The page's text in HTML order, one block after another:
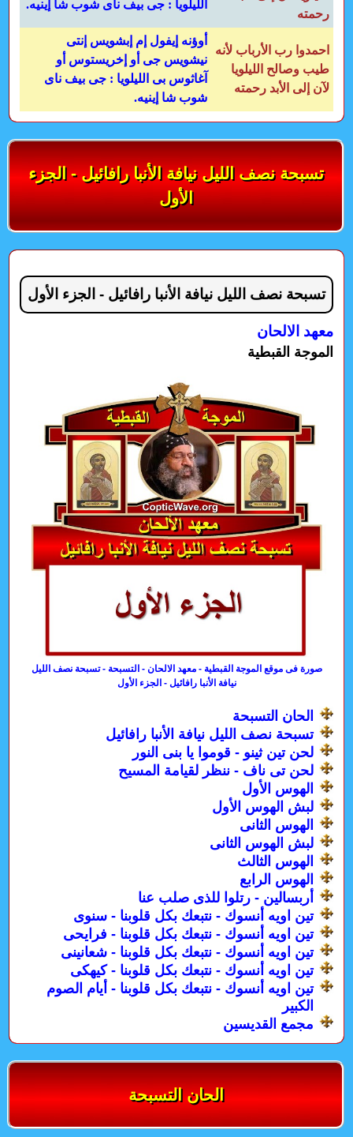
رحمته
الليلويا : جى بيف ناى شوب شا إينيه.
احمدوا رب الأرباب لأنه
طيب وصالح الليلويا
لآن إلى الأبد رحمته
أوؤنه إيفول إم إبشويس إنتى
نيشويس جى أو إخريستوس أو
آغاثوس بى الليلويا : جى بيف ناى
شوب شا إينيه.
تسبحة نصف الليل نيافة الأنبا رافائيل - الجزء
الأول
تسبحة نصف الليل نيافة الأنبا رافائيل - الجزء الأول
معهد الالحان
الموجة القبطية
صورة فى موقع الموجة القبطية - معهد الالحان - التسبحة - تسبحة نصف الليل
نيافة الأنبا رافائيل - الجزء الأول
الحان التسبحة
تسبحة نصف الليل نيافة الأنبا رافائيل
لحن تين ثينو - قوموا يا بنى النور
لحن تى ناف - ننظر لقيامة المسيح
الهوس الأول
لبش الهوس الأول
الهوس الثانى
لبش الهوس الثانى
الهوس الثالث
الهوس الرابع
أربسالين - رتلوا للذى صلب عنا
تين اويه أنسوك - نتبعك بكل قلوبنا - سنوى
تين اويه أنسوك - نتبعك بكل قلوبنا - فرايحى
تين اويه أنسوك - نتبعك بكل قلوبنا - شعانينى
تين اويه أنسوك - نتبعك بكل قلوبنا - كيهكى
تين اويه أنسوك - نتبعك بكل قلوبنا - أيام الصوم
الكبير
مجمع القديسين
الحان التسبحة